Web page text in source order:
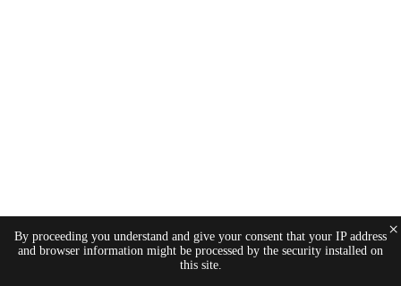
By proceeding you understand and give your consent that your IP address
and browser information might be processed by the security installed on
this site.
×